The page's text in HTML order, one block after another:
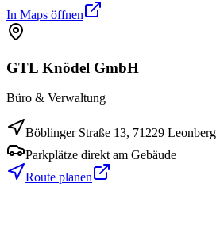
In Maps öffnen
GTL Knödel GmbH
Büro & Verwaltung
Böblinger Straße 13, 71229 Leonberg
Parkplätze direkt am Gebäude
Route planen